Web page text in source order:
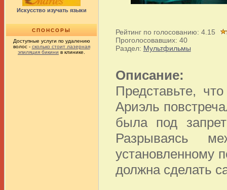
Искусство изучать языки
СПОНСОРЫ
Доступные услуги по удалению
волос - сколько стоит лазерная
эпиляция бикини в клинике.
Рейтинг по голосованию: 4.15
Проголосовавших: 40
Раздел: Мультфильмы
Описание:
Представьте,
Ариэль
была под
Разрываясь
установленному
должна сделать